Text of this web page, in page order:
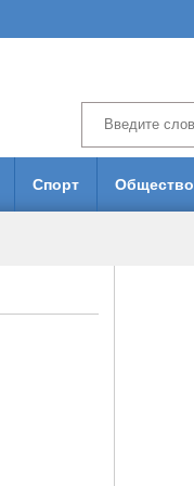
Спорт Общество